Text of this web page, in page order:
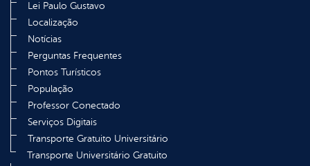
Lei Paulo Gustavo
Localização
Notícias
Perguntas Frequentes
Pontos Turísticos
População
Professor Conectado
Serviços Digitais
Transporte Gratuito Universitário
Transporte Universitário Gratuito